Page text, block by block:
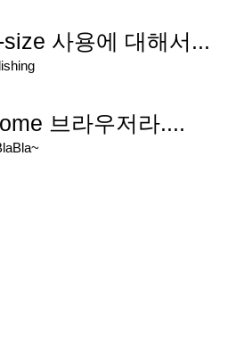
사용에 대해서...
브라우저라....